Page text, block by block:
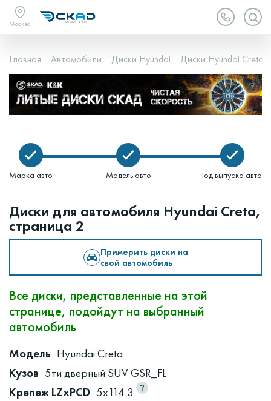
Москва
Главная Автомобили Диски Hyundai Диски Hyundai Creta
Марка авто Модель авто Год выпуска авто
Диски для автомобиля Hyundai Creta,
страница 2
Примерить диски на
свой автомобиль
Все диски, представленные на этой
странице, подойдут на выбранный
автомобиль
Модель Hyundai Creta
Кузов 5ти дверный SUV GSR_FL
Крепеж LZxPCD 5x114.3